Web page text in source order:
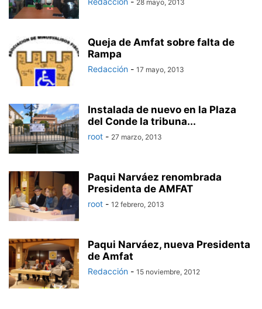
28 mayo, 2013
Queja de Amfat sobre falta de
Rampa
Redacción - 17 mayo, 2013
Instalada de nuevo en la Plaza
del Conde la tribuna...
root - 27 marzo, 2013
Paqui Narváez renombrada
Presidenta de AMFAT
root - 12 febrero, 2013
Paqui Narváez, nueva Presidenta
de Amfat
Redacción - 15 noviembre, 2012